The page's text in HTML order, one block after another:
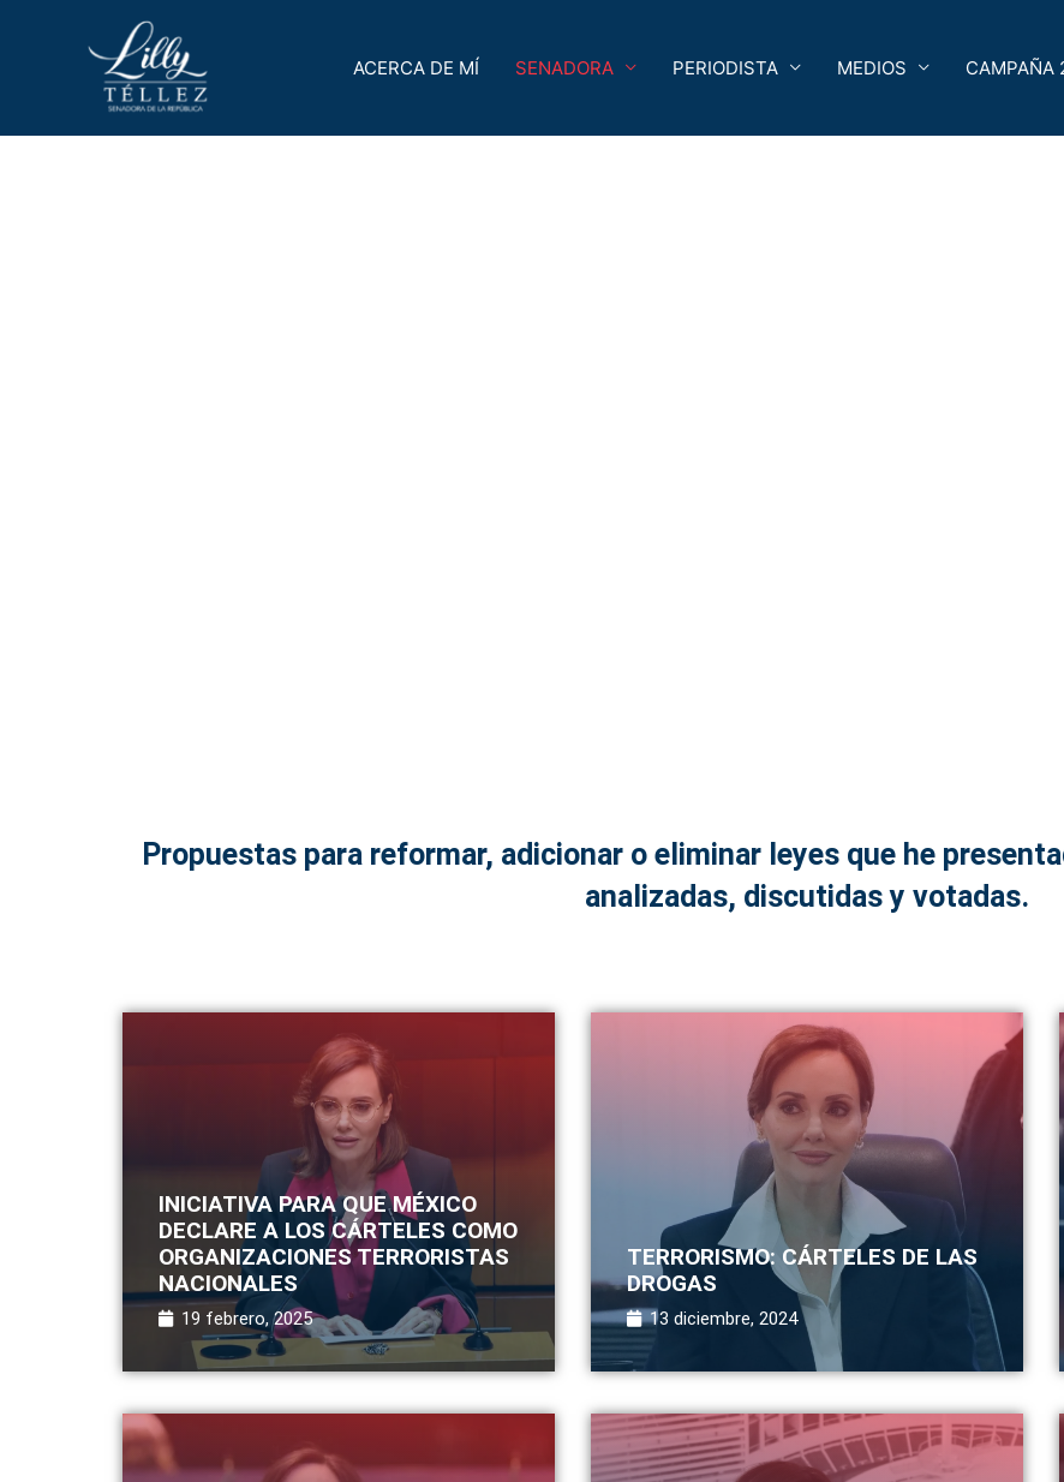
ACERCA DE MÍ SENADORA PERIODISTA MEDIOS CAMPAÑA
Propuestas para reformar, adicionar o eliminar leyes que he
analizadas, discutidas y votadas.
INICIATIVA PARA QUE MÉXICO
DECLARE A LOS CÁRTELES COMO
ORGANIZACIONES TERRORISTAS
NACIONALES
19 febrero, 2025
TERRORISMO: CÁRTELES DE LAS
DROGAS
13 diciembre, 2024